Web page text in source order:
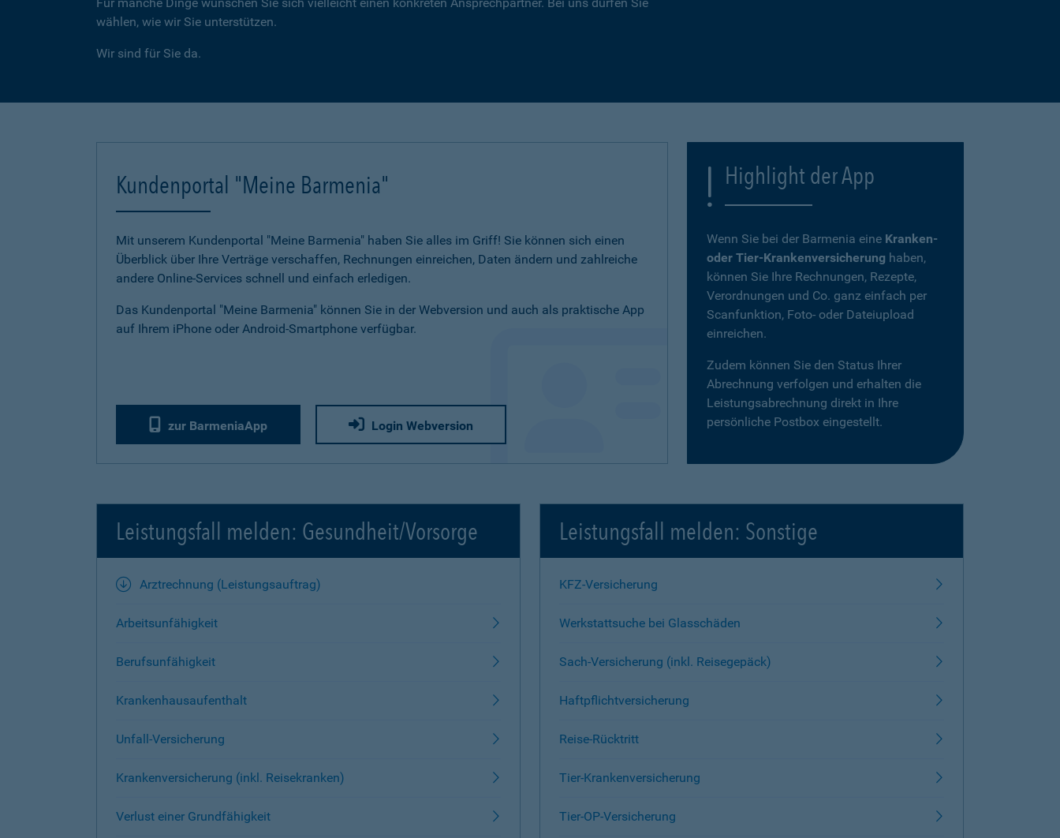
wählen, wie wir Sie unterstützen.
Wir sind für Sie da.
Kundenportal "Meine Barmenia"
Mit unserem Kundenportal "Meine Barmenia" haben Sie alles im Griff! Sie können sich einen
Überblick über Ihre Verträge verschaffen, Rechnungen einreichen, Daten ändern und zahlreiche
andere Online-Services schnell und einfach erledigen.
Das Kundenportal "Meine Barmenia" können Sie in der Webversion und auch als praktische App
auf Ihrem iPhone oder Android-Smartphone verfügbar.
zur BarmeniaApp Login Webversion
Highlight der App
Wenn Sie bei der Barmenia eine Kranken-
oder Tier-Krankenversicherung haben,
können Sie Ihre Rechnungen, Rezepte,
Verordnungen und Co. ganz einfach per
Scanfunktion, Foto- oder Dateiupload
einreichen.
Zudem können Sie den Status Ihrer
Abrechnung verfolgen und erhalten die
Leistungsabrechnung direkt in Ihre
persönliche Postbox eingestellt.
Leistungsfall melden: Gesundheit/Vorsorge
Arztrechnung (Leistungsauftrag)
Arbeitsunfähigkeit
Berufsunfähigkeit
Krankenhausaufenthalt
Unfall-Versicherung
Krankenversicherung (inkl. Reisekranken)
Verlust einer Grundfähigkeit
Leistungsfall melden: Sonstige
KFZ-Versicherung
Werkstattsuche bei Glasschäden
Sach-Versicherung (inkl. Reisegepäck)
Haftpflichtversicherung
Reise-Rücktritt
Tier-Krankenversicherung
Tier-OP-Versicherung